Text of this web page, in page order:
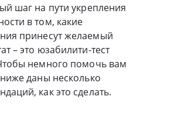
шаг на пути укрепления
в том, какие
принесут желаемый
– это юзабилити-тест
немного помочь вам
даны несколько
как это сделать.